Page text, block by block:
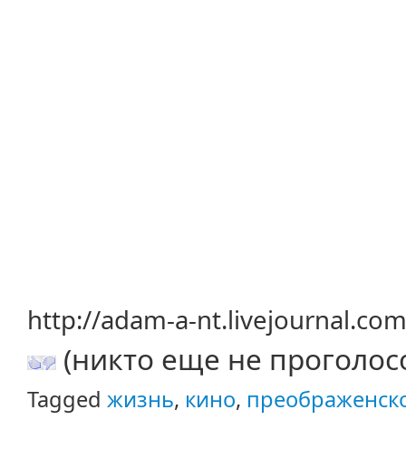
http://adam-a-
(никто еще не
Tagged жизнь, кино,